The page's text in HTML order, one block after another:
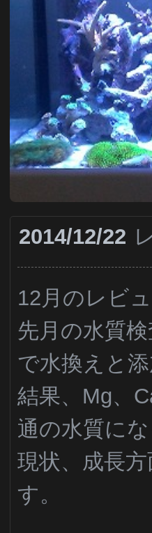
2014/12/22
12月のレビ
先月の水質
で水換えと
結果、Mg、
通の水質に
現状、成長
す。